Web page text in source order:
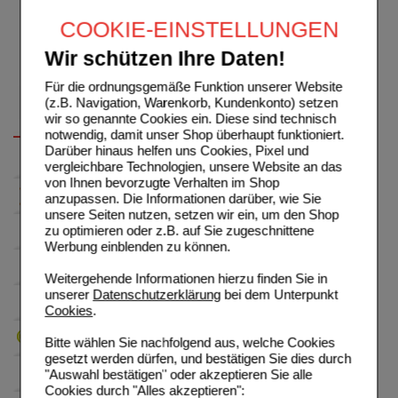
COOKIE-EINSTELLUNGEN
Wir schützen Ihre Daten!
Für die ordnungsgemäße Funktion unserer Website
(z.B. Navigation, Warenkorb, Kundenkonto) setzen
wir so genannte Cookies ein. Diese sind technisch
notwendig, damit unser Shop überhaupt funktioniert.
Darüber hinaus helfen uns Cookies, Pixel und
vergleichbare Technologien, unsere Website an das
von Ihnen bevorzugte Verhalten im Shop
anzupassen. Die Informationen darüber, wie Sie
unsere Seiten nutzen, setzen wir ein, um den Shop
zu optimieren oder z.B. auf Sie zugeschnittene
Werbung einblenden zu können.
Weitergehende Informationen hierzu finden Sie in
unserer Datenschutzerklärungbei dem Unterpunkt
Cookies.
Bitte wählen Sie nachfolgend aus, welche Cookies
gesetzt werden dürfen, und bestätigen Sie dies durch
"Auswahl bestätigen" oder akzeptieren Sie alle
Cookies durch "Alles akzeptieren":